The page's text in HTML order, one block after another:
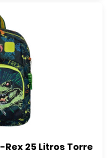
Rex 25 Litros Torre